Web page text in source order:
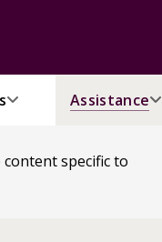
Assistance
specific to